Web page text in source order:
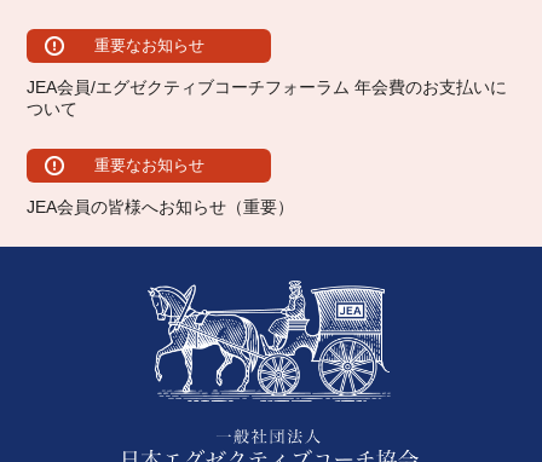
重要なお知らせ
JEA会員/エグゼクティブコーチフォーラム 年会費のお支払いに
ついて
重要なお知らせ
JEA会員の皆様へお知らせ（重要）